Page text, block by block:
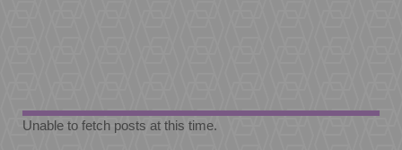
Unable to fetch posts at this time.